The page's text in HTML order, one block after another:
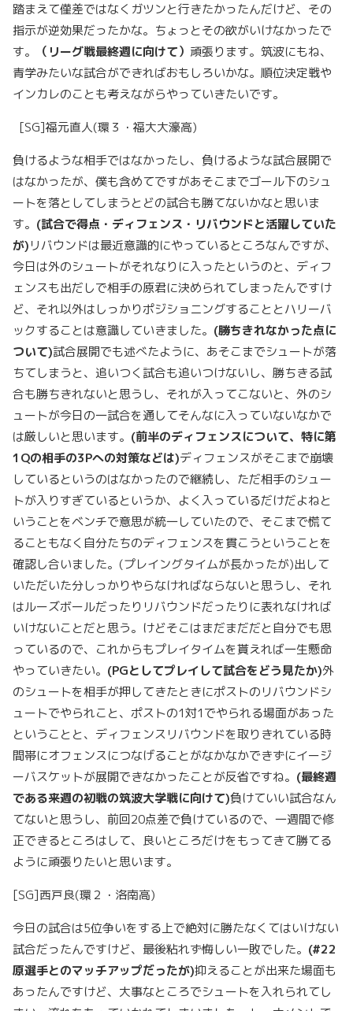
踏まえて僅差ではなくガツンと行きたかったんだけど、その
指示が逆効果だったかな。ちょっとその欲がいけなかったで
す。
（リーグ戦最終週に向けて） 頑張ります。筑波にもね、
青学みたいな試合ができればおもしろいかな。順位決定戦や
インカレのことも考えながらやっていきたいです。
[SG]福元直人(環３・福大大濠高)
負けるような相手ではなかったし、負けるような試合展開で
はなかったが、僕も含めてですがあそこまでゴール下のシュ
ートを落としてしまうとどの試合も勝てないかなと思いま
す。 (試合で得点・ディフェンス・リバウンドと活躍していた
が)リバウンドは最近意識的にやっているところなんですが、
今日は外のシュートがそれなりに入ったというのと、ディフ
ェンスも出だしで相手の原君に決められてしまったんですけ
ど、それ以外はしっかりポジショニングすることとハリーバ
ックすることは意識していきました。 (勝ちきれなかった点に
ついて)試合展開でも述べたように、あそこまでシュートが落
ちてしまうと、追いつく試合も追いつけないし、勝ちきる試
合も勝ちきれないと思うし、それが入ってこないと、外のシ
ュートが今日の一試合を通してそんなに入っていないなかで
は厳しいと思います。 (前半のディフェンスについて、特に第
1Qの相手の3Pへの対策などは)ディフェンスがそこまで崩壊
しているというのはなかったので継続し、ただ相手のシュー
トが入りすぎているというか、よく入っているだけだよねと
いうことをベンチで意思が統一していたので、そこまで慌て
ることもなく自分たちのディフェンスを貫こうということを
確認し合いました。(プレイングタイムが長かったが)出して
いただいた分しっかりやらなければならないと思うし、それ
はルーズボールだったりリバウンドだったりに表れなければ
いけないことだと思う。けどそこはまだまだだと自分でも思
っているので、これからもプレイタイムを貰えれば一生懸命
やっていきたい。 (PGとしてプレイして試合をどう見たか)外
のシュートを相手が押してきたときにポストのリバウンドシ
ュートでやられこと、ポストの1対1でやられる場面があった
ということと、ディフェンスリバウンドを取りきれている時
間帯にオフェンスにつなげることがなかなかできずにイージ
ーバスケットが展開できなかったことが反省ですね。 (最終週
である来週の初戦の筑波大学戦に向けて)負けていい試合なん
てないと思うし、前回20点差で負けているので、一週間で修
正できるところはして、良いところだけをもってきて勝てる
ように頑張りたいと思います。
[SG]西戸良(環２・洛南高)
今日の試合は5位争いをする上で絶対に勝たなくてはいけない
試合だったんですけど、最後粘れず悔しい一敗でした。 (#22
原選手とのマッチアップだったが)抑えることが出来た場面も
あったんですけど、大事なところでシュートを入れられてし